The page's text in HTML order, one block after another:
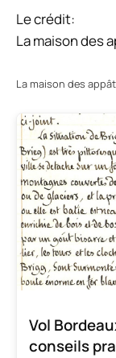
Le crédit:
La maison des
La maison des
Vol
conseils